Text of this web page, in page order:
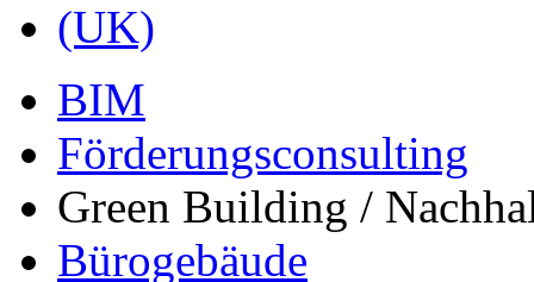
BIM
Förderungsconsulting
Green Building /
Bürogebäude